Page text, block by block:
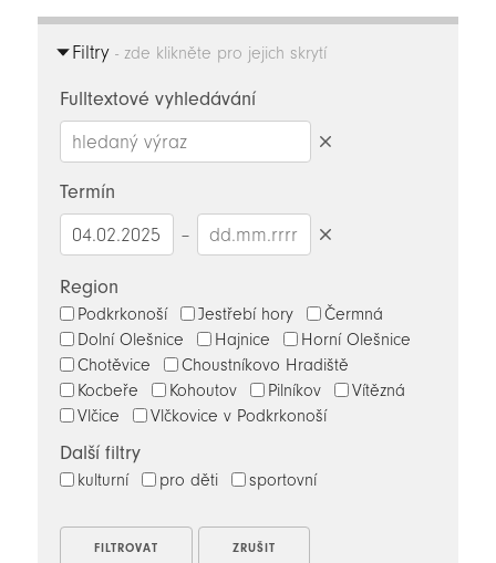
Feed
Filtry- zde klikněte pro jejich skrytí
Fulltextové vyhledávání
Termín
–
Region
Podkrkonoší Jestřebí hory
Čermná
Dolní Olešnice
Hajnice
Horní Olešnice
Chotěvice
Choustníkovo Hradiště
Kocbeře
Kohoutov Pilníkov
Vítězná
Vlčice
Vlčkovice v Podkrkonoší
Další filtry
kulturní pro děti sportovní